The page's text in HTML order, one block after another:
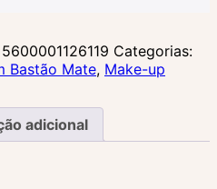
5600001126119 Categorias:
Bastão Mate, Make-up
adicional